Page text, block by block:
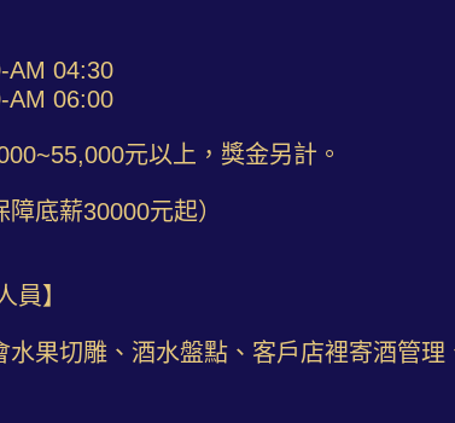
04:30
06:00
元以上，獎金另計。
障底薪30000元起）
員】
水果切雕、酒水盤點、客戶店裡寄酒管理